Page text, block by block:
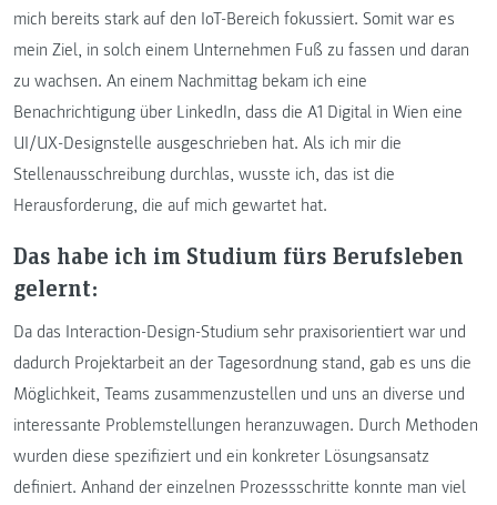
mich bereits stark auf den IoT-Bereich fokussiert. Somit war es
mein Ziel, in solch einem Unternehmen Fuß zu fassen und daran
zu wachsen. An einem Nachmittag bekam ich eine
Benachrichtigung über LinkedIn, dass die A1 Digital in Wien eine
UI/UX-Designstelle ausgeschrieben hat. Als ich mir die
Stellenausschreibung durchlas, wusste ich, das ist die
Herausforderung, die auf mich gewartet hat.
Das habe ich im Studium fürs Berufsleben
gelernt:
Da das Interaction-Design-Studium sehr praxisorientiert war und
dadurch Projektarbeit an der Tagesordnung stand, gab es uns die
Möglichkeit, Teams zusammenzustellen und uns an diverse und
interessante Problemstellungen heranzuwagen. Durch Methoden
wurden diese spezifiziert und ein konkreter Lösungsansatz
definiert. Anhand der einzelnen Prozessschritte konnte man viel